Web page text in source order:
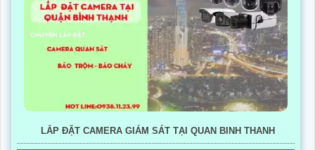
LẮP ĐẶT CAMERA GIÁM SÁT TẠI QUAN BINH THANH